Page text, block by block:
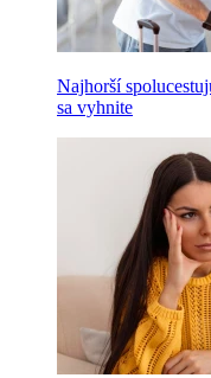
Najhorší
sa vyhnite